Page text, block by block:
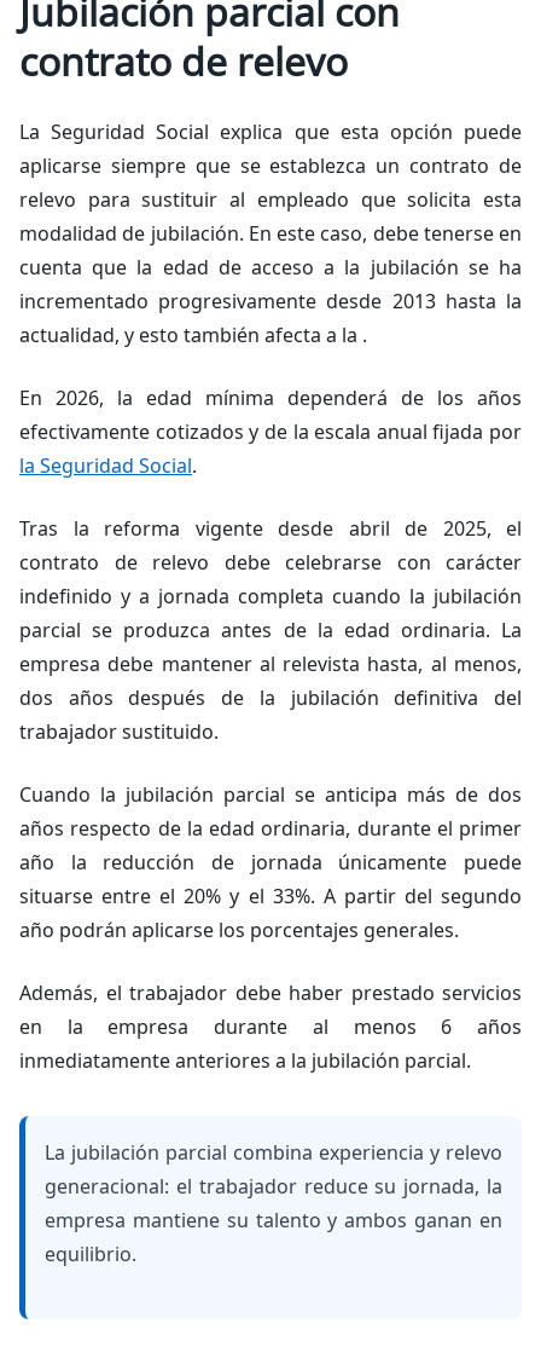
Jubilación parcial con
contrato de relevo
La Seguridad Social explica que esta opción puede
aplicarse siempre que se establezca un contrato de
relevo para sustituir al empleado que solicita esta
modalidad de jubilación. En este caso, debe tenerse en
cuenta que la edad de acceso a la jubilación se ha
incrementado progresivamente desde 2013 hasta la
actualidad, y esto también afecta a la .
En 2026, la edad mínima dependerá de los años
efectivamente cotizados y de la escala anual fijada por
la Seguridad Social.
Tras la reforma vigente desde abril de 2025, el
contrato de relevo debe celebrarse con carácter
indefinido y a jornada completa cuando la jubilación
parcial se produzca antes de la edad ordinaria. La
empresa debe mantener al relevista hasta, al menos,
dos años después de la jubilación definitiva del
trabajador sustituido.
Cuando la jubilación parcial se anticipa más de dos
años respecto de la edad ordinaria, durante el primer
año la reducción de jornada únicamente puede
situarse entre el 20% y el 33%. A partir del segundo
año podrán aplicarse los porcentajes generales.
Además, el trabajador debe haber prestado servicios
en la empresa durante al menos 6 años
inmediatamente anteriores a la jubilación parcial.
La jubilación parcial combina experiencia y relevo
generacional: el trabajador reduce su jornada, la
empresa mantiene su talento y ambos ganan en
equilibrio.